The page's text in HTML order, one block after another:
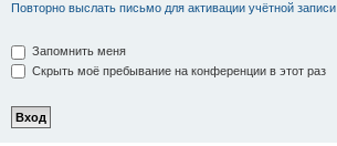
Повторно выслать письмо для активации учётной записи
Запомнить меня
Скрыть моё пребывание на конференции в этот раз